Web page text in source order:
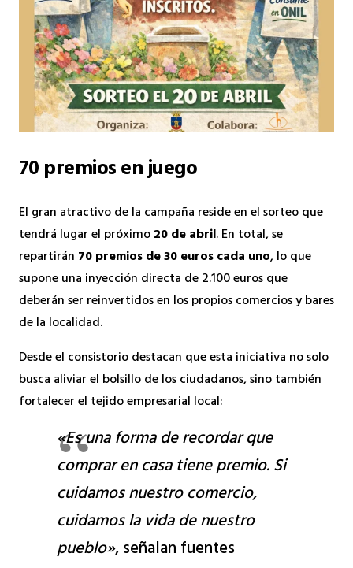
70 premios en juego
El gran atractivo de la campaña reside en el sorteo que
tendrá lugar el próximo20 de abril. En total, se
repartirán 70 premios de 30 euros cada uno, lo que
supone una inyección directa de 2.100 euros que
deberán ser reinvertidos en los propios comercios y bares
de la localidad.
Desde el consistorio destacan que esta iniciativa no solo
busca aliviar el bolsillo de los ciudadanos, sino también
fortalecer el tejido empresarial local:
«Es una forma de recordar que
comprar en casa tiene premio. Si
cuidamos nuestro comercio,
cuidamos la vida de nuestro
pueblo», señalan fuentes